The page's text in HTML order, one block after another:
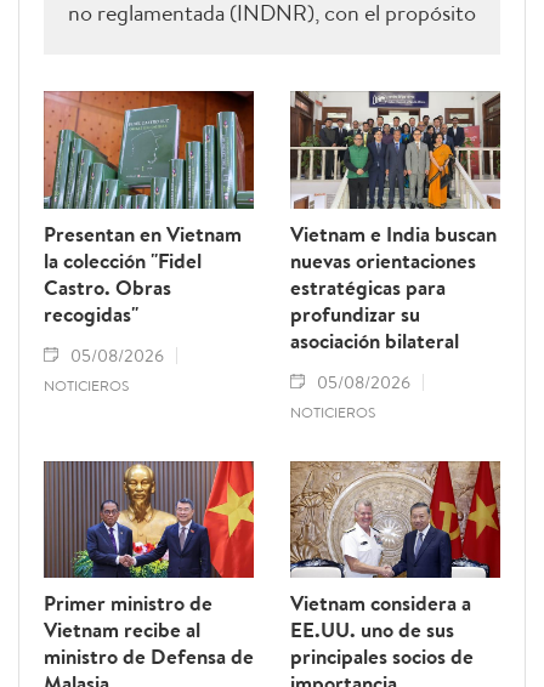
no reglamentada (INDNR), con el propósito
advertencia de la “tarjeta amarilla” impuesta
por la Comisión Europea y reforzar el
prestigio del sector pesquero vietnamita.
Presentan en Vietnam
la colección "Fidel
Castro. Obras
recogidas"
05/08/2026
NOTICIEROS
Vietnam e India buscan
nuevas orientaciones
estratégicas para
profundizar su
asociación bilateral
05/08/2026
NOTICIEROS
Primer ministro de
Vietnam recibe al
ministro de Defensa de
Vietnam considera a
EE.UU. uno de sus
principales socios de